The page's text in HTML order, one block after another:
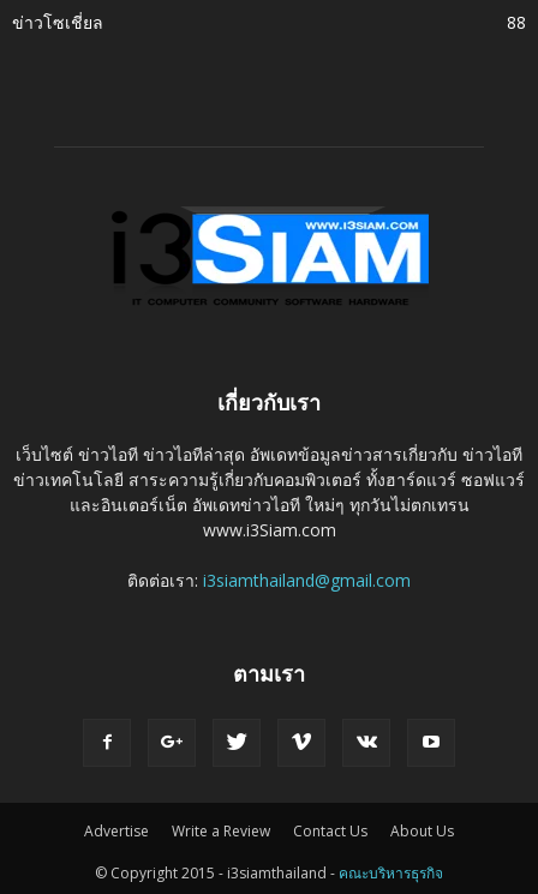
ข่าวโซเชี่ยล
88
เกี่ยวกับเรา
เว็บไซต์ ข่าวไอที ข่าวไอทีล่าสุด อัพเดทข้อมูลข่าวสารเกี่ยวกับ ข่าวไอที
ข่าวเทคโนโลยี สาระความรู้เกี่ยวกับคอมพิวเตอร์ ทั้งฮาร์ดแวร์ ซอฟแวร์
และอินเตอร์เน็ต อัพเดทข่าวไอที ใหม่ๆ ทุกวันไม่ตกเทรน
www.i3Siam.com
ติดต่อเรา: i3siamthailand@gmail.com
ตามเรา
Advertise Write a Review Contact Us About Us
© Copyright 2015 - i3siamthailand - คณะบริหารธุรกิจ